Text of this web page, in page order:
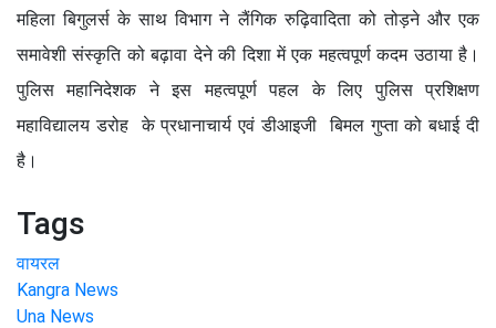
महिला बिगुलर्स के साथ विभाग ने लैंगिक रुढ़िवादिता को तोड़ने और एक
समावेशी संस्कृति को बढ़ावा देने की दिशा में एक महत्वपूर्ण कदम उठाया है।
पुलिस महानिदेशक ने इस महत्वपूर्ण पहल के लिए पुलिस प्रशिक्षण
महाविद्यालय डरोह के प्रधानाचार्य एवं डीआइजी बिमल गुप्ता को बधाई दी
है।
Tags
वायरल
Kangra News
Una News